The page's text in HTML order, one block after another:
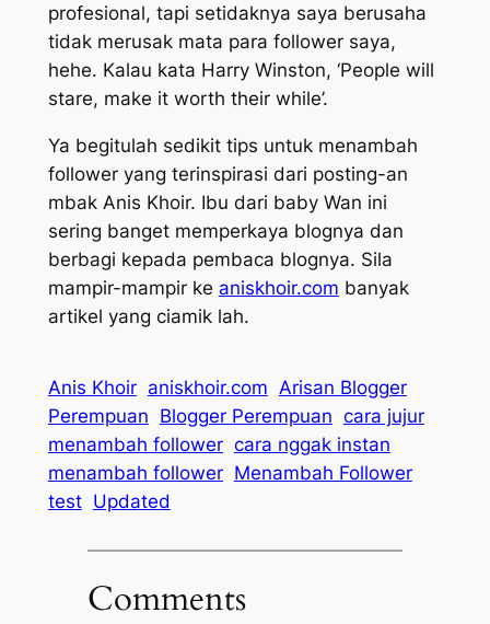
profesional, tapi setidaknya saya berusaha
tidak merusak mata para follower saya,
hehe. Kalau kata Harry Winston, ‘People will
stare, make it worth their while’.
Ya begitulah sedikit tips untuk menambah
follower yang terinspirasi dari posting-an
mbak Anis Khoir. Ibu dari baby Wan ini
sering banget memperkaya blognya dan
berbagi kepada pembaca blognya. Sila
mampir-mampir ke aniskhoir.com banyak
artikel yang ciamik lah.
Anis Khoir aniskhoir.com Arisan Blogger
Perempuan Blogger Perempuan cara jujur
menambah follower cara nggak instan
menambah follower Menambah Follower
test Updated
Comments